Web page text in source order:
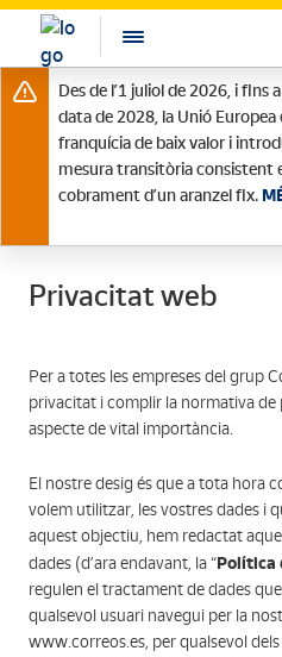
Des de l’1 juliol de 2026, i fins
data de 2028, la Unió Europea
franquícia de baix valor i
mesura transitòria consistent
cobrament d’un aranzel fix.
Privacitat web
Per a totes les empreses del grup
privacitat i complir la normativa de
aspecte de vital importància.
El nostre desig és que a tota hora
volem utilitzar, les vostres dades i
aquest objectiu, hem redactat
dades (d’ara endavant, la “Política
regulen el tractament de dades
qualsevol usuari navegui per la
www.correos.es, per qualsevol